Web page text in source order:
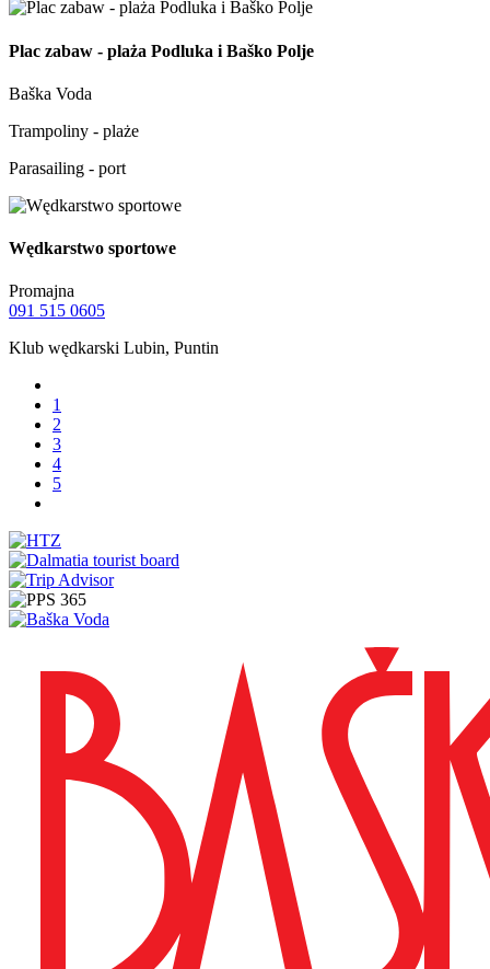
Plac zabaw - plaża Podluka i Baško Polje
Baška Voda
Trampoliny - plaże
Parasailing - port
Wędkarstwo sportowe
Promajna
091 515 0605
Klub wędkarski Lubin, Puntin
1
2
3
4
5